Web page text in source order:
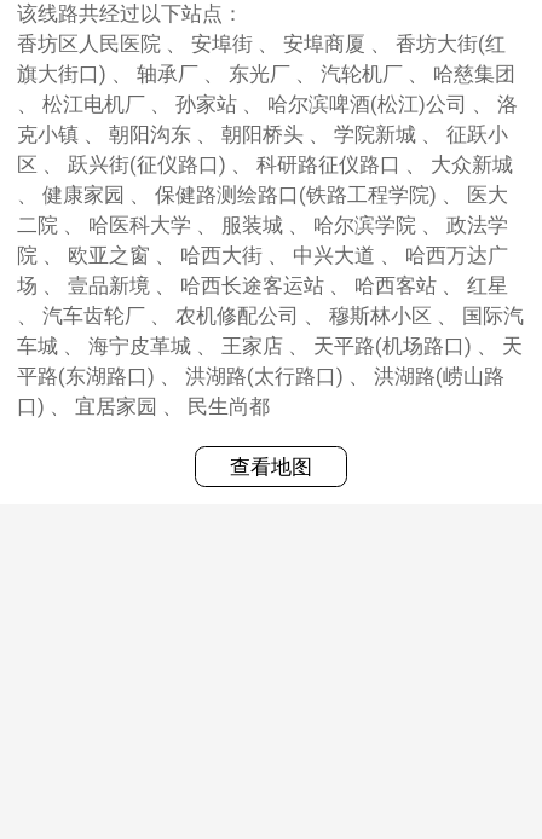
该线路共经过以下站点：
香坊区人民医院 、 安埠街 、 安埠商厦 、 香坊大街(红
旗大街口) 、 轴承厂 、 东光厂 、 汽轮机厂 、 哈慈集团
、 松江电机厂 、 孙家站 、 哈尔滨啤酒(松江)公司 、 洛
克小镇 、 朝阳沟东 、 朝阳桥头 、 学院新城 、 征跃小
区 、 跃兴街(征仪路口) 、 科研路征仪路口 、 大众新城
、 健康家园 、 保健路测绘路口(铁路工程学院) 、 医大
二院 、 哈医科大学 、 服装城 、 哈尔滨学院 、 政法学
院 、 欧亚之窗 、 哈西大街 、 中兴大道 、 哈西万达广
场 、 壹品新境 、 哈西长途客运站 、 哈西客站 、 红星
、 汽车齿轮厂 、 农机修配公司 、 穆斯林小区 、 国际汽
车城 、 海宁皮革城 、 王家店 、 天平路(机场路口) 、 天
平路(东湖路口) 、 洪湖路(太行路口) 、 洪湖路(崂山路
口) 、 宜居家园 、 民生尚都
查看地图